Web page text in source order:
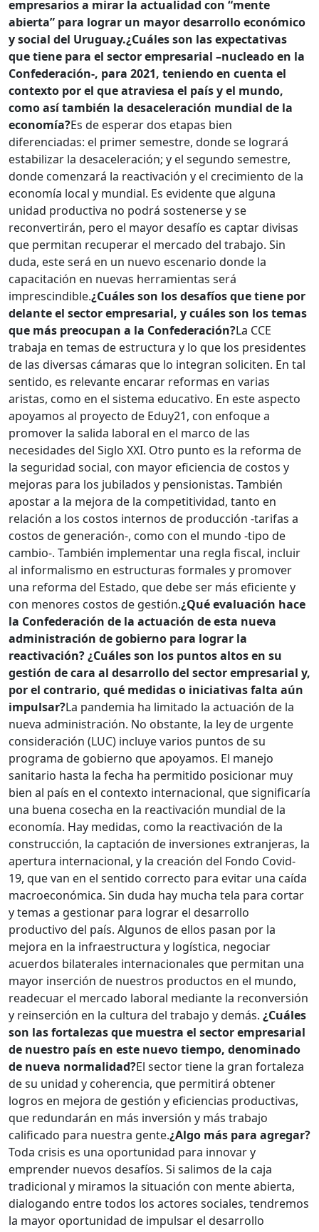
empresarios a mirar la actualidad con “mente
abierta” para lograr un mayor desarrollo económico
y social del Uruguay.¿Cuáles son las expectativas
que tiene para el sector empresarial –nucleado en la
Confederación-, para 2021, teniendo en cuenta el
contexto por el que atraviesa el país y el mundo,
como así también la desaceleración mundial de la
economía?Es de esperar dos etapas bien
diferenciadas: el primer semestre, donde se logrará
estabilizar la desaceleración; y el segundo semestre,
donde comenzará la reactivación y el crecimiento de la
economía local y mundial. Es evidente que alguna
unidad productiva no podrá sostenerse y se
reconvertirán, pero el mayor desafío es captar divisas
que permitan recuperar el mercado del trabajo. Sin
duda, este será en un nuevo escenario donde la
capacitación en nuevas herramientas será
imprescindible.¿Cuáles son los desafíos que tiene por
delante el sector empresarial, y cuáles son los temas
que más preocupan a la Confederación?La CCE
trabaja en temas de estructura y lo que los presidentes
de las diversas cámaras que lo integran soliciten. En tal
sentido, es relevante encarar reformas en varias
aristas, como en el sistema educativo. En este aspecto
apoyamos al proyecto de Eduy21, con enfoque a
promover la salida laboral en el marco de las
necesidades del Siglo XXI. Otro punto es la reforma de
la seguridad social, con mayor eficiencia de costos y
mejoras para los jubilados y pensionistas. También
apostar a la mejora de la competitividad, tanto en
relación a los costos internos de producción -tarifas a
costos de generación-, como con el mundo -tipo de
cambio-. También implementar una regla fiscal, incluir
al informalismo en estructuras formales y promover
una reforma del Estado, que debe ser más eficiente y
con menores costos de gestión.¿Qué evaluación hace
la Confederación de la actuación de esta nueva
administración de gobierno para lograr la
reactivación? ¿Cuáles son los puntos altos en su
gestión de cara al desarrollo del sector empresarial y,
por el contrario, qué medidas o iniciativas falta aún
impulsar?La pandemia ha limitado la actuación de la
nueva administración. No obstante, la ley de urgente
consideración (LUC) incluye varios puntos de su
programa de gobierno que apoyamos. El manejo
sanitario hasta la fecha ha permitido posicionar muy
bien al país en el contexto internacional, que significaría
una buena cosecha en la reactivación mundial de la
economía. Hay medidas, como la reactivación de la
construcción, la captación de inversiones extranjeras, la
apertura internacional, y la creación del Fondo Covid-
19, que van en el sentido correcto para evitar una caída
macroeconómica. Sin duda hay mucha tela para cortar
y temas a gestionar para lograr el desarrollo
productivo del país. Algunos de ellos pasan por la
mejora en la infraestructura y logística, negociar
acuerdos bilaterales internacionales que permitan una
mayor inserción de nuestros productos en el mundo,
readecuar el mercado laboral mediante la reconversión
y reinserción en la cultura del trabajo y demás. ¿Cuáles
son las fortalezas que muestra el sector empresarial
de nuestro país en este nuevo tiempo, denominado
de nueva normalidad?El sector tiene la gran fortaleza
de su unidad y coherencia, que permitirá obtener
logros en mejora de gestión y eficiencias productivas,
que redundarán en más inversión y más trabajo
calificado para nuestra gente.¿Algo más para agregar?
Toda crisis es una oportunidad para innovar y
emprender nuevos desafíos. Si salimos de la caja
tradicional y miramos la situación con mente abierta,
dialogando entre todos los actores sociales, tendremos
la mayor oportunidad de impulsar el desarrollo